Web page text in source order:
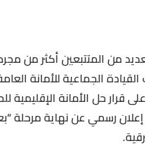
من المتتبعين أكثر من
الجماعية للأمانة
قرار حل الأمانة الإقليمية
رسمي عن نهاية مرحلة